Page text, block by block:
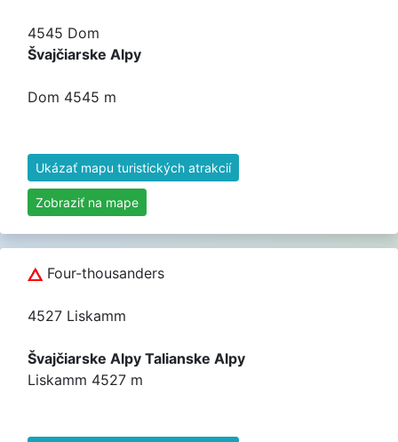
4545 Dom
Švajčiarske Alpy
Dom 4545 m
Ukázať mapu turistických atrakcií
Zobraziť na mape
Four-thousanders
4527 Liskamm
Švajčiarske Alpy Talianske Alpy
Liskamm 4527 m